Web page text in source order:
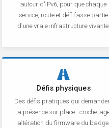
autour d'IPv6, pour que chaque
service, route et défi fasse partie
d'une vraie infrastructure vivante.
Défis physiques
Des défis pratiques qui
ta présence sur place :
altération du firmware du badge,